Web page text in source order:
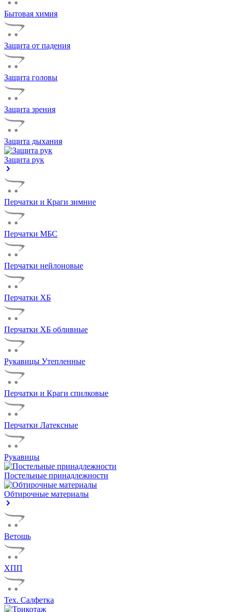
Бытовая химия
Защита от падения
Защита головы
Защита зрения
Защита дыхания
Защита рук
Перчатки и Краги зимние
Перчатки МБС
Перчатки нейлоновые
Перчатки ХБ
Перчатки ХБ обливные
Рукавицы Утепленные
Перчатки и Краги спилковые
Перчатки Латексные
Рукавицы
Постельные принадлежности
Обтирочные материалы
Ветошь
ХПП
Тех. Салфетка